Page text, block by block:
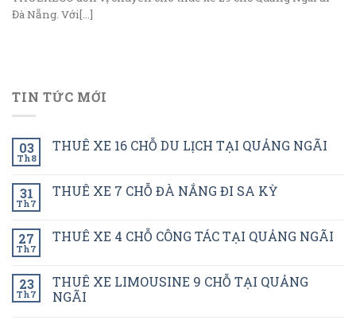
Đà Nẵng. Với[...]
TIN TỨC MỚI
03
Th8
THUÊ XE 16 CHỖ DU LỊCH TẠI QUẢNG NGÃI
31
Th7
THUÊ XE 7 CHỖ ĐÀ NẮNG ĐI SA KỲ
27
Th7
THUÊ XE 4 CHỖ CÔNG TÁC TẠI QUẢNG NGÃI
23
Th7
THUÊ XE LIMOUSINE 9 CHỖ TẠI QUẢNG
NGÃI